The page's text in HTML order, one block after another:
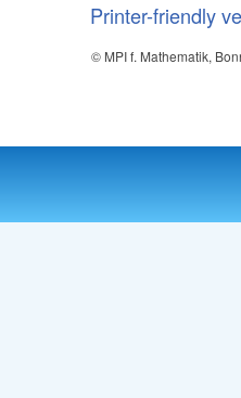
Printer-friendly
© MPI f. Mathematik,